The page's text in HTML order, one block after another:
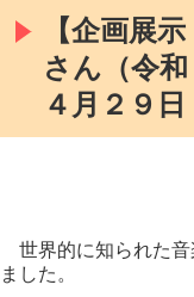
【企画展
さん（令
４月２９日
世界的に知られた音
ました。